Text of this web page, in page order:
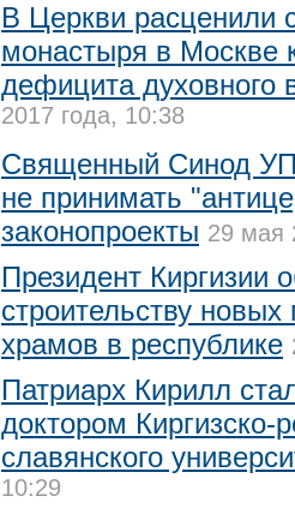
В Церкви расценили
монастыря в Москве
дефицита духовного
2017 года, 10:38
Священный Синод
не принимать
законопроекты 29 мая
Президент Киргизии
строительству
храмов в республике
Патриарх Кирилл
доктором Киргизско-
славянского
10:29